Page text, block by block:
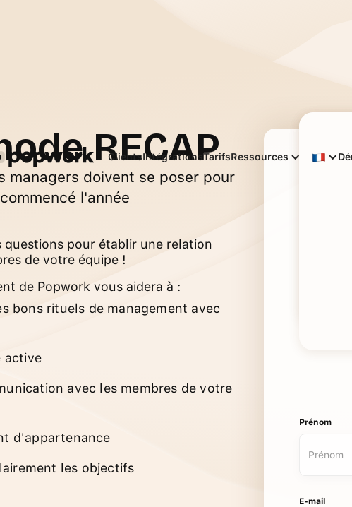
Clients Intégrations Tarifs Ressources
RECAP
managers doivent se poser pour
l'année
questions pour établir une relation
de votre équipe !
de Popwork vous aidera à :
bons rituels de management avec
active
avec les membres de votre
d'appartenance
les objectifs
Prénom
E-mail